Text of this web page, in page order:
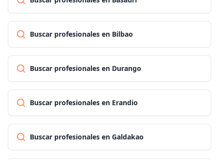
Buscar profesionales en Bilbao
Buscar profesionales en Durango
Buscar profesionales en Erandio
Buscar profesionales en Galdakao